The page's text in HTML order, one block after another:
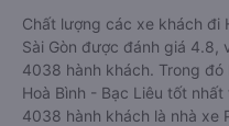
Chất lượng các xe khách đi
Sài Gòn được đánh giá
4038 hành khách. Trong đó
Hoà Bình - Bạc Liêu tốt
4038 hành khách là nhà xe